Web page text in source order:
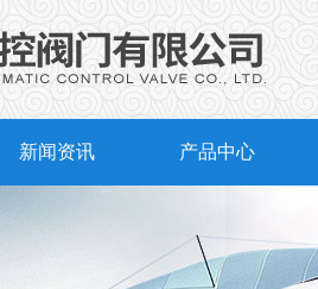
新闻资讯 产品中心